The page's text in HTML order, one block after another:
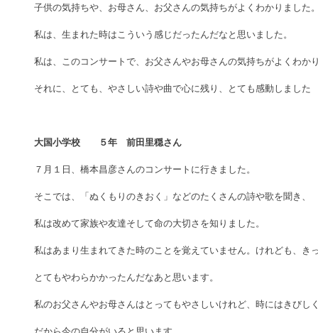
子供の気持ちや、お母さん、お父さんの気持ちがよくわかりました
私は、生まれた時はこういう感じだったんだなと思いました。
私は、このコンサートで、お父さんやお母さんの気持ちがよくわか
それに、とても、やさしい詩や曲で心に残り、とても感動しました
大国小学校　　５年　前田里穏さん
７月１日、橋本昌彦さんのコンサートに行きました。
そこでは、「ぬくもりのきおく」などのたくさんの詩や歌を聞き、
私は改めて家族や友達そして命の大切さを知りました。
私はあまり生まれてきた時のことを覚えていません。けれども、き
とてもやわらかかったんだなあと思います。
私のお父さんやお母さんはとってもやさしいけれど、時にはきびし